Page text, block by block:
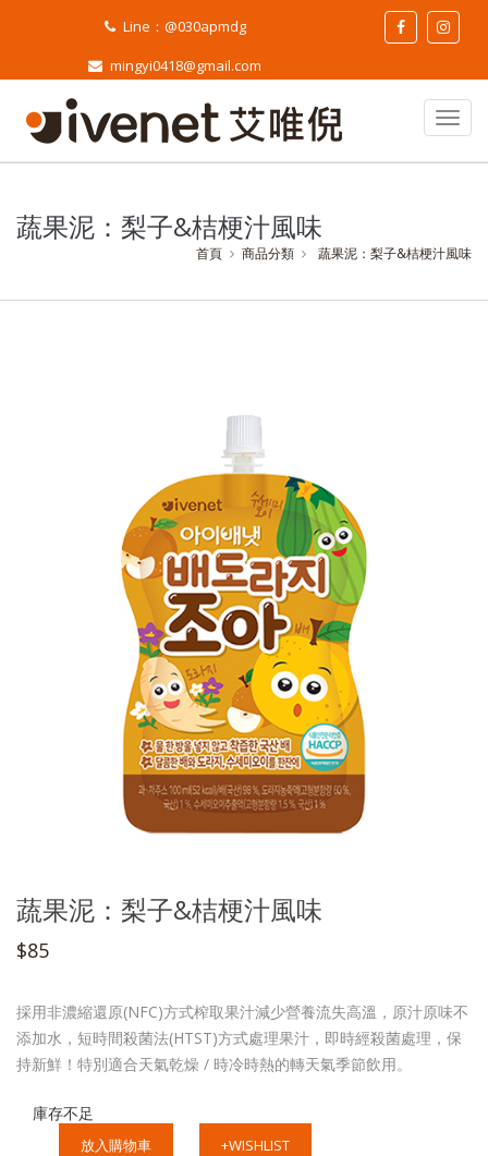
Line：@030apmdg
mingyi0418@gmail.com
蔬果泥：梨子&桔梗汁風味
首頁 商品分類 蔬果泥：梨子&桔梗汁風味
蔬果泥：梨子&桔梗汁風味
$85
採用非濃縮還原(NFC)方式榨取果汁減少營養流失高溫，原汁原味不
添加水，短時間殺菌法(HTST)方式處理果汁，即時經殺菌處理，保
持新鮮！特別適合天氣乾燥 / 時冷時熱的轉天氣季節飲用。
庫存不足
放入購物車 +WISHLIST